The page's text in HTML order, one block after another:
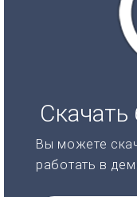
Скачать
Вы можете
работать в